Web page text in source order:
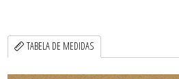
TABELA DE MEDIDAS